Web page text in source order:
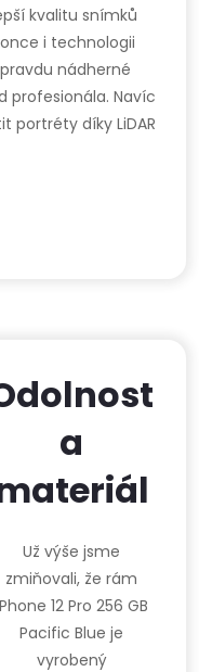
kvalitu snímků
i technologii
nádherné
profesionála. Navíc
díky LiDAR
a
Už výše jsme
zmiňovali, že rám
12 Pro 256 GB
Pacific Blue je
vyrobený